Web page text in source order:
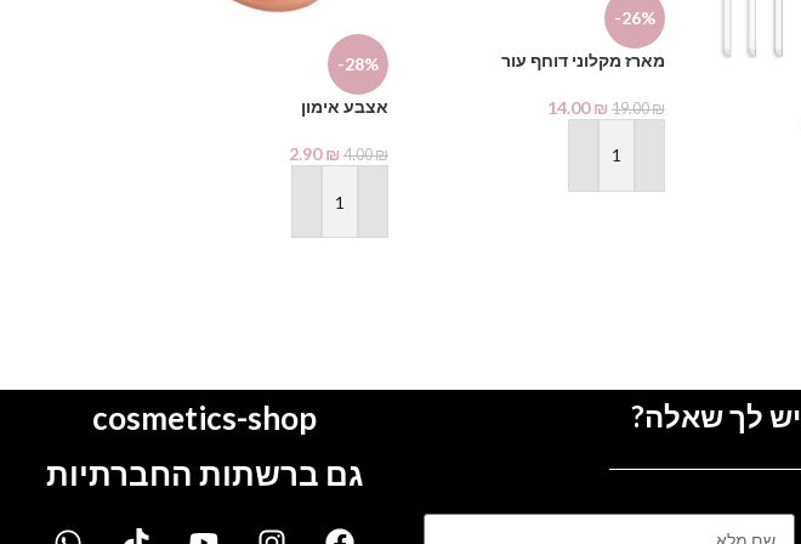
-26%
מארז מקלוני דוחף עור
19.00₪
14.00₪
הוספה לסל
-28%
אצבע אימון
4.00₪
2.90₪
הוספה לסל
יש לך שאלה?
cosmetics-shop
גם ברשתות החברתיות